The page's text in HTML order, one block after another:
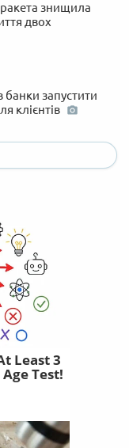
знищила
двох
банки запустити
клієнтів
Least 3
Test!